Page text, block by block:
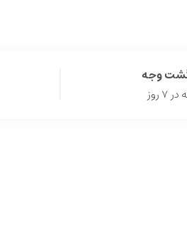
وجه
روز